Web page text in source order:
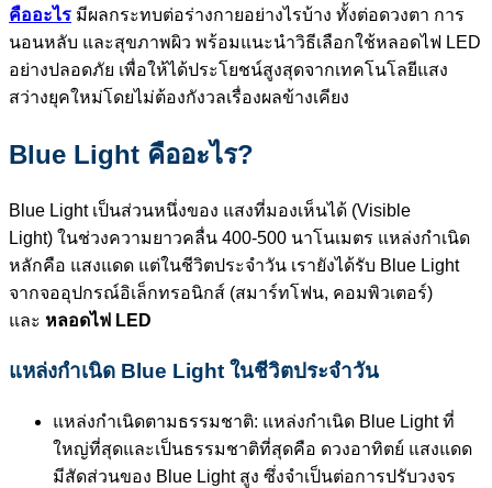
คืออะไร มีผลกระทบต่อร่างกายอย่างไรบ้าง ทั้งต่อดวงตา การ
นอนหลับ และสุขภาพผิว พร้อมแนะนำวิธีเลือกใช้หลอดไฟ LED
อย่างปลอดภัย เพื่อให้ได้ประโยชน์สูงสุดจากเทคโนโลยีแสง
สว่างยุคใหม่โดยไม่ต้องกังวลเรื่องผลข้างเคียง
Blue Light คืออะไร?
Blue Light เป็นส่วนหนึ่งของ แสงที่มองเห็นได้ (Visible
Light) ในช่วงความยาวคลื่น 400-500 นาโนเมตร แหล่งกำเนิด
หลักคือ แสงแดด แต่ในชีวิตประจำวัน เรายังได้รับ Blue Light
จากจออุปกรณ์อิเล็กทรอนิกส์ (สมาร์ทโฟน, คอมพิวเตอร์)
และ หลอดไฟ LED
แหล่งกำเนิด Blue Light ในชีวิตประจำวัน
แหล่งกำเนิดตามธรรมชาติ: แหล่งกำเนิด Blue Light ที่
ใหญ่ที่สุดและเป็นธรรมชาติที่สุดคือ ดวงอาทิตย์ แสงแดด
มีสัดส่วนของ Blue Light สูง ซึ่งจำเป็นต่อการปรับวงจร